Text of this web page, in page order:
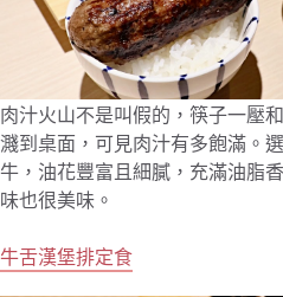
肉汁火山不是叫假的，筷子一壓
濺到桌面，可見肉汁有多飽滿。
牛，油花豐富且細膩，充滿油脂
味也很美味。
牛舌漢堡排定食